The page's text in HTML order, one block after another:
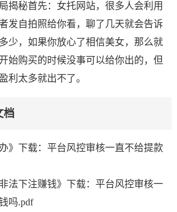
揭秘首先：女托网站，很多人会利用
发自拍照给你看，聊了几天就会告诉
少，如果你放心了相信美女，那么就
始购买的时候没事可以给你出的，但
利太多就出不了。
档
》下载：平台风控审核一直不给提款
法下注赚钱》下载：平台风控审核一
吗.pdf